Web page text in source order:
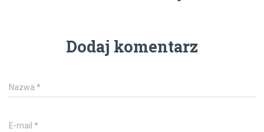
Dodaj komentarz
Nazwa *
E-mail *